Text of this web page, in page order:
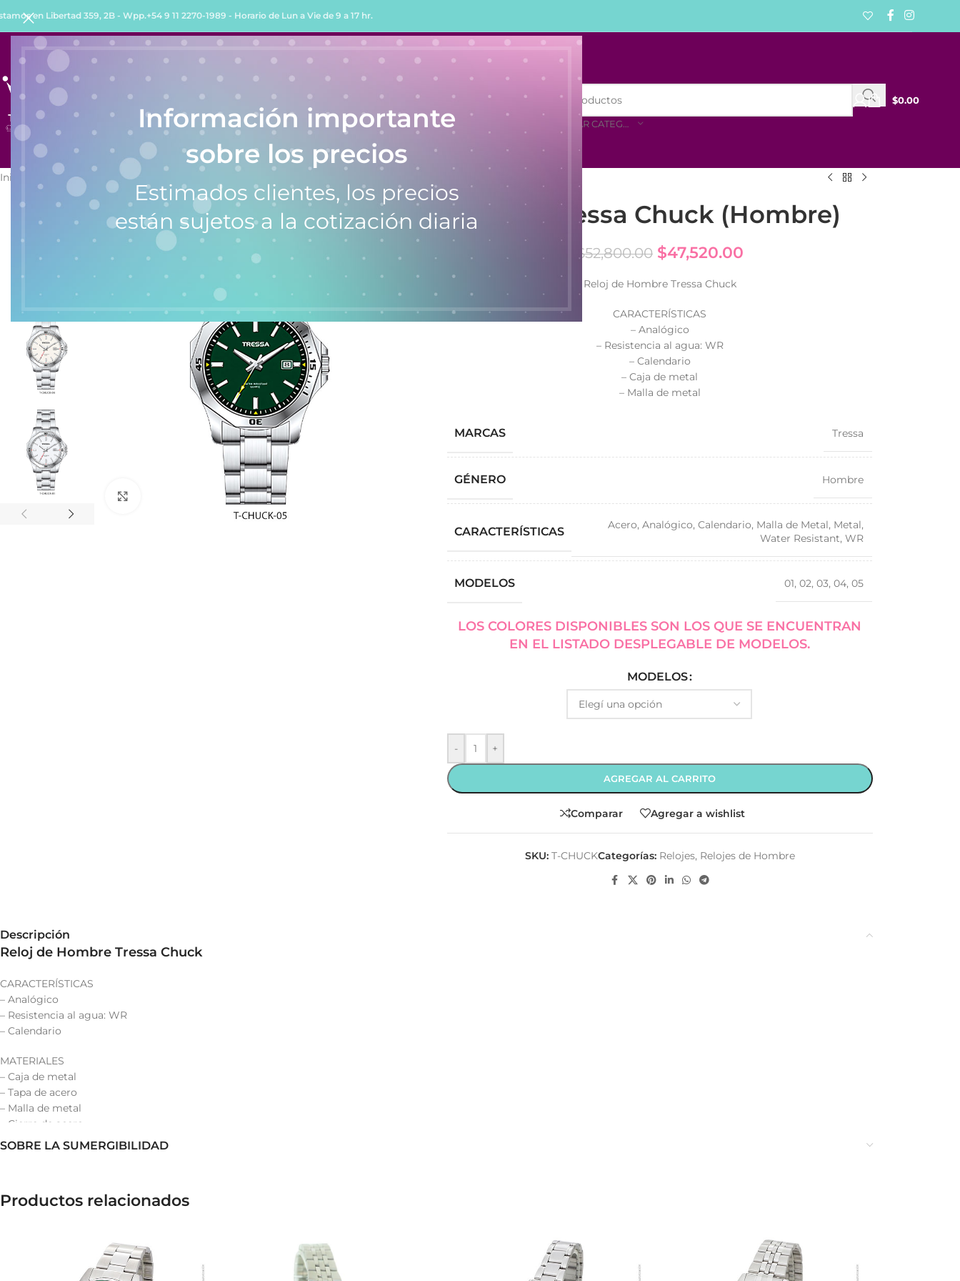
Información importante
sobre los precios
Estimados clientes, los precios
están sujetos a la cotización diaria
en Libertad 359, 2B - Wpp.+54 9 11 2270-1989 - Horario de Lun a Vie de 9 a 17 hr.
INICIO TIENDA QUIENES SOMOS COMO COMPRAR COMPRAR POR MENOR
SELECCIONAR CATEGORÍA
$0.00
Inicio Relojes /Relojes de Hombre
SALE Reloj Tressa Chuck (Hombre)
$52,800.00 $47,520.00
Reloj de Hombre Tressa Chuck
CARACTERÍSTICAS
– Analógico
– Resistencia al agua: WR
– Calendario
– Caja de metal
– Malla de metal
MARCAS Tressa
GÉNERO Hombre
CARACTERÍSTICAS Acero, Analógico, Calendario, Malla de Metal, Metal,
Water Resistant, WR
MODELOS 01, 02, 03, 04, 05
LOS COLORES DISPONIBLES SON LOS QUE SE ENCUENTRAN
EN EL LISTADO DESPLEGABLE DE MODELOS.
MODELOS
- +
AGREGAR AL CARRITO
Comparar Agregar a wishlist
SKU: T-CHUCKCategorías: Relojes, Relojes de Hombre
Descripción
Reloj de Hombre Tressa Chuck
CARACTERÍSTICAS
– Analógico
– Resistencia al agua: WR
– Calendario
MATERIALES
– Caja de metal
– Tapa de acero
– Malla de metal
– Cierre de acero
SOBRE LA SUMERGIBILIDAD
Productos relacionados